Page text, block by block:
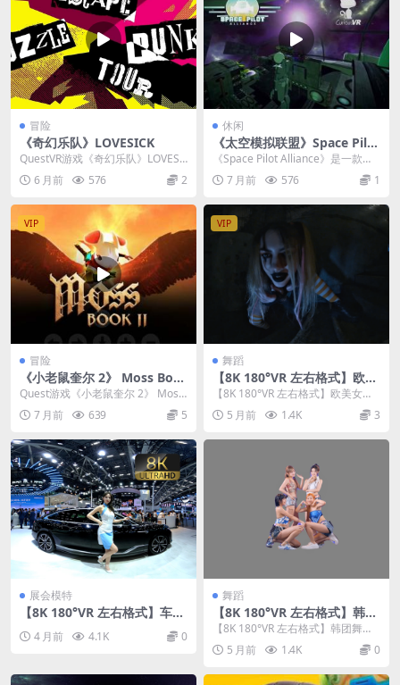
冒险
《奇幻乐队》LOVESICK
QuestVR游戏《奇幻乐队》LOVESI
CK 是一款将90年代摇滚乐队的真实
故...6 月前 576 2
休闲
《太空模拟联盟》Space Pilot
Alliance v3.5.7
《Space Pilot Alliance》是一款房
间规模的虚拟现实太空飞行与探...
7 月前 576 1
VIP
冒险
《小老鼠奎尔 2》 Moss Boo
k II
Quest游戏《小老鼠奎尔 2》 Moss
Book II 是一款备受赞誉的VR...
7 月前 639 5
VIP
舞蹈
【8K 180°VR 左右格式】欧美
女生恐怖小屋舞蹈
【8K 180°VR 左右格式】欧美女生
恐怖小屋舞蹈
5 月前 1.4K 3
展会模特
【8K 180°VR 左右格式】车展
4 月前 4.1K 0
舞蹈
【8K 180°VR 左右格式】韩团
舞蹈 26022705
【8K 180°VR 左右格式】韩团舞蹈
26022705
5 月前 1.4K 0